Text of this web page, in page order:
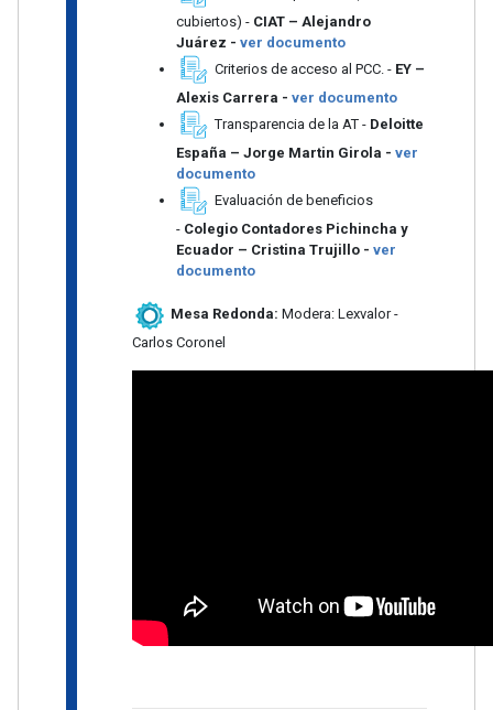
cubiertos) - CIAT – Alejandro
Juárez - ver documento
Criterios de acceso al PCC. - EY –
Alexis Carrera - ver documento
Transparencia de la AT - Deloitte
España – Jorge Martin Girola - ver
documento
Evaluación de beneficios
- Colegio Contadores Pichincha y
Ecuador – Cristina Trujillo - ver
documento
Mesa Redonda: Modera: Lexvalor -
Carlos Coronel